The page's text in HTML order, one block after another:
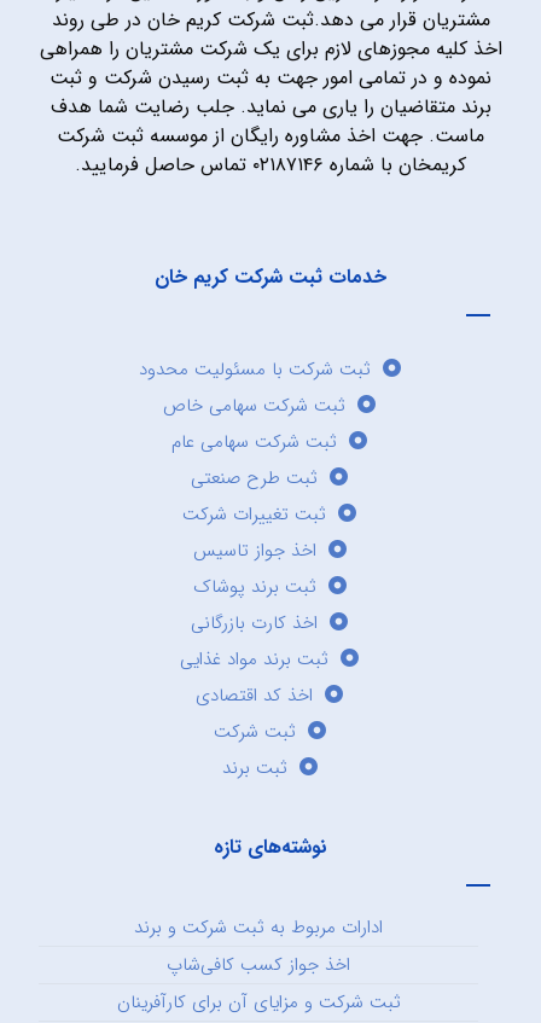
مشتریان قرار می دهد.ثبت شرکت کریم خان در طی روند
اخذ کلیه مجوزهای لازم برای یک شرکت مشتریان را همراهی
نموده و در تمامی امور جهت به ثبت رسیدن شرکت و ثبت
برند متقاضیان را یاری می نماید. جلب رضایت شما هدف
ماست. جهت اخذ مشاوره رایگان از موسسه ثبت شرکت
کریمخان با شماره ۰۲۱۸۷۱۴۶ تماس حاصل فرمایید.
خدمات ثبت شرکت کریم خان
ثبت شرکت با مسئولیت محدود
ثبت شرکت سهامی خاص
ثبت شرکت سهامی عام
ثبت طرح صنعتی
ثبت تغییرات شرکت
اخذ جواز تاسیس
ثبت برند پوشاک
اخذ کارت بازرگانی
ثبت برند مواد غذایی
اخذ کد اقتصادی
ثبت شرکت
ثبت برند
نوشته‌های تازه
ادارات مربوط به ثبت شرکت و برند
اخذ جواز کسب کافی‌شاپ
ثبت شرکت و مزایای آن برای کارآفرینان